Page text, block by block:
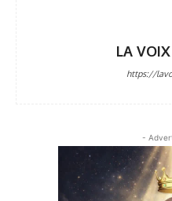
LA
https://
-